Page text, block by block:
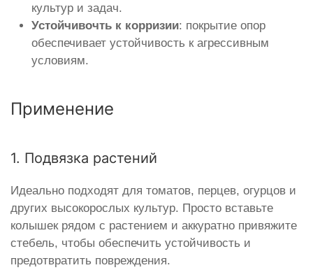
культур и задач.
Устойчивочть к корризии: покрытие опор
обеспечивает устойчивость к агрессивным
условиям.
Применение
1. Подвязка растений
Идеально подходят для томатов, перцев, огурцов и
других высокорослых культур. Просто вставьте
колышек рядом с растением и аккуратно привяжите
стебель, чтобы обеспечить устойчивость и
предотвратить повреждения.